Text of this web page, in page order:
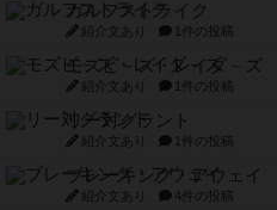
ガルフストライク
紹介文あり 1件の投稿
モズビ－ズ・レイダ－ズ
紹介文あり 1件の投稿
リー対グラント
紹介文あり 1件の投稿
ブレーキング・アウェイ
紹介文あり 4件の投稿